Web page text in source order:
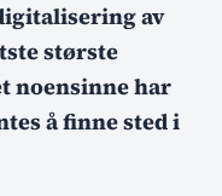
av
største
noensinne har
å finne sted i